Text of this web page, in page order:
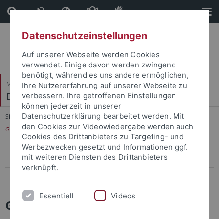
Direkt
zum
Inhalt
Direkt
zur
Fußleiste
Mathematisch-Naturwissenschaftliche Fakultät
Distributed Intelligence
Sie sind hier: Startseite
...
Grundlagen des Maschinellen Lernens - SoSe 2026
Reinforcement Learning Lecture - WS 2025/26
Grundlagen des Maschinellen
Datenschutzeinstellungen
Auf unserer Webseite werden Cookies
verwendet. Einige davon werden zwingend
benötigt, während es uns andere ermöglichen,
Ihre Nutzererfahrung auf unserer Webseite zu
verbessern. Ihre getroffenen Einstellungen
können jederzeit in unserer
Datenschutzerklärung bearbeitet werden. Mit
den Cookies zur Videowiedergabe werden auch
Cookies des Drittanbieters zu Targeting- und
Werbezwecken gesetzt und Informationen ggf.
mit weiteren Diensten des Drittanbieters
verknüpft.
Essentiell Videos